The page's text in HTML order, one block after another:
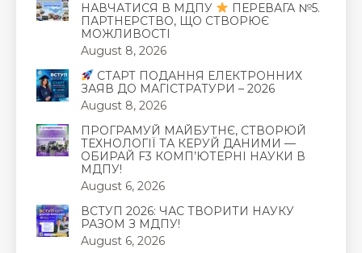
НАВЧАТИСЯ В МДПУ
ПЕРЕВАГА №5.
ПАРТНЕРСТВО, ЩО СТВОРЮЄ
МОЖЛИВОСТІ
August 8, 2026
СТАРТ ПОДАННЯ ЕЛЕКТРОННИХ
ЗАЯВ ДО МАГІСТРАТУРИ – 2026
August 8, 2026
ПРОГРАМУЙ МАЙБУТНЄ, СТВОРЮЙ
ТЕХНОЛОГІЇ ТА КЕРУЙ ДАНИМИ —
ОБИРАЙ F3 КОМП’ЮТЕРНІ НАУКИ В
МДПУ!
August 6, 2026
ВСТУП 2026: ЧАС ТВОРИТИ НАУКУ
РАЗОМ З МДПУ!
August 6, 2026